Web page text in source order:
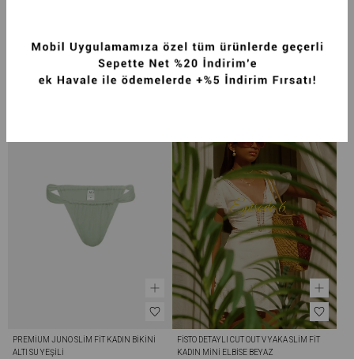
PREMIUM JUNO SLIM FIT KADIN BIKINI
ALTI SU YEŞILI
FISTO DETAYLI CUT OUT V YAKA SLIM FIT
KADIN MINI ELBISE BEYAZ